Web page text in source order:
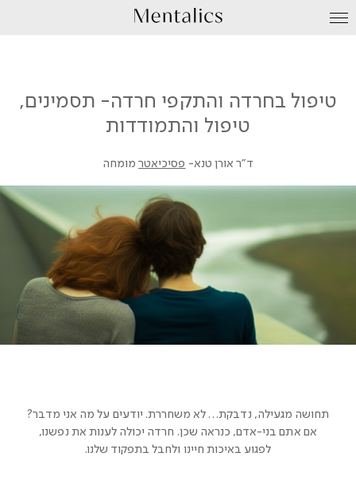
תחושה מגעילה, נדבקת… לא משחררת. יודעים על מה אני מדבר?
אם אתם בני-אדם, כנראה שכן. חרדה יכולה לענות את נפשנו,
לפגוע באיכות חיינו ולחבל בתפקוד שלנו.
ד"ר אורן טנא- פסיכיאטרמומחה
טיפול בחרדה והתקפי חרדה- תסמינים,
טיפול והתמודדות